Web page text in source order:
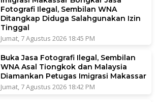
Fotografi Ilegal, Sembilan WNA
Ditangkap Diduga Salahgunakan Izin
Tinggal
Jumat, 7 Agustus 2026 18:45 PM
Buka Jasa Fotografi Ilegal, Sembilan
WNA Asal Tiongkok dan Malaysia
Diamankan Petugas Imigrasi Makassar
Jumat, 7 Agustus 2026 18:42 PM